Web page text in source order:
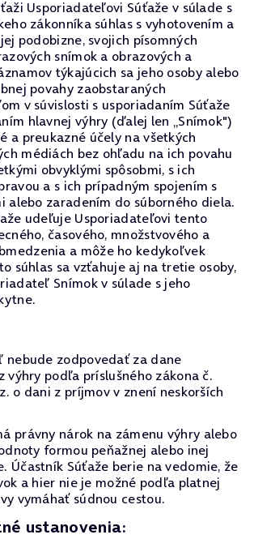
Usporiadateľovi Súťaže v súlade s
zákonníka súhlas s vyhotovením a
podobizne, svojich písomných
snímok a obrazových a
týkajúcich sa jeho osoby alebo
povahy zaobstaraných
v súvislosti s usporiadaním Súťaže
hlavnej výhry (ďalej len „Snímok")
a preukazné účely na všetkých
médiách bez ohľadu na ich povahu
obvyklými spôsobmi, s ich
a s ich prípadným spojením s
alebo zaradením do súborného diela.
udeľuje Usporiadateľovi tento
časového, množstvového a
a môže ho kedykoľvek
súhlas sa vzťahuje aj na tretie osoby,
Snímok v súlade s jeho
nebude zodpovedať za dane
výhry podľa príslušného zákona č.
o dani z príjmov v znení neskorších
právny nárok na zámenu výhry alebo
formou peňažnej alebo inej
Účastník Súťaže berie na vedomie, že
a hier nie je možné podľa platnej
vymáhať súdnou cestou.
ustanovenia: